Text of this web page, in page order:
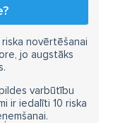
novērtēšanai
jo augstāks
varbūtību
ir iedalīti 10 riska